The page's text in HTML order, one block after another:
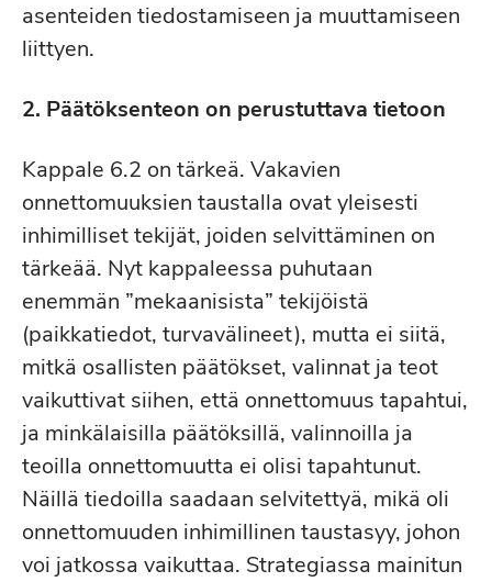
asenteiden tiedostamiseen ja muuttamiseen
liittyen.
2. Päätöksenteon on perustuttava tietoon
Kappale 6.2 on tärkeä. Vakavien
onnettomuuksien taustalla ovat yleisesti
inhimilliset tekijät, joiden selvittäminen on
tärkeää. Nyt kappaleessa puhutaan
enemmän ”mekaanisista” tekijöistä
(paikkatiedot, turvavälineet), mutta ei siitä,
mitkä osallisten päätökset, valinnat ja teot
vaikuttivat siihen, että onnettomuus tapahtui,
ja minkälaisilla päätöksillä, valinnoilla ja
teoilla onnettomuutta ei olisi tapahtunut.
Näillä tiedoilla saadaan selvitettyä, mikä oli
onnettomuuden inhimillinen taustasyy, johon
voi jatkossa vaikuttaa. Strategiassa mainitun